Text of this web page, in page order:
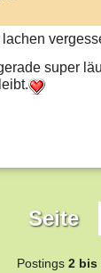
lachen
super
Seite
Postings 2 bis